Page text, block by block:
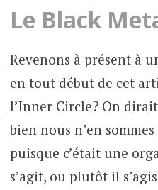
Le Black
Revenons à présent à
en tout début de cet
l’Inner Circle? On
bien nous n’en
puisque c’était une
s’agit, ou plutôt il